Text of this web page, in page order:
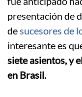
presentación de
desucesores de
interesante es
siete asientos, y
en Brasil.